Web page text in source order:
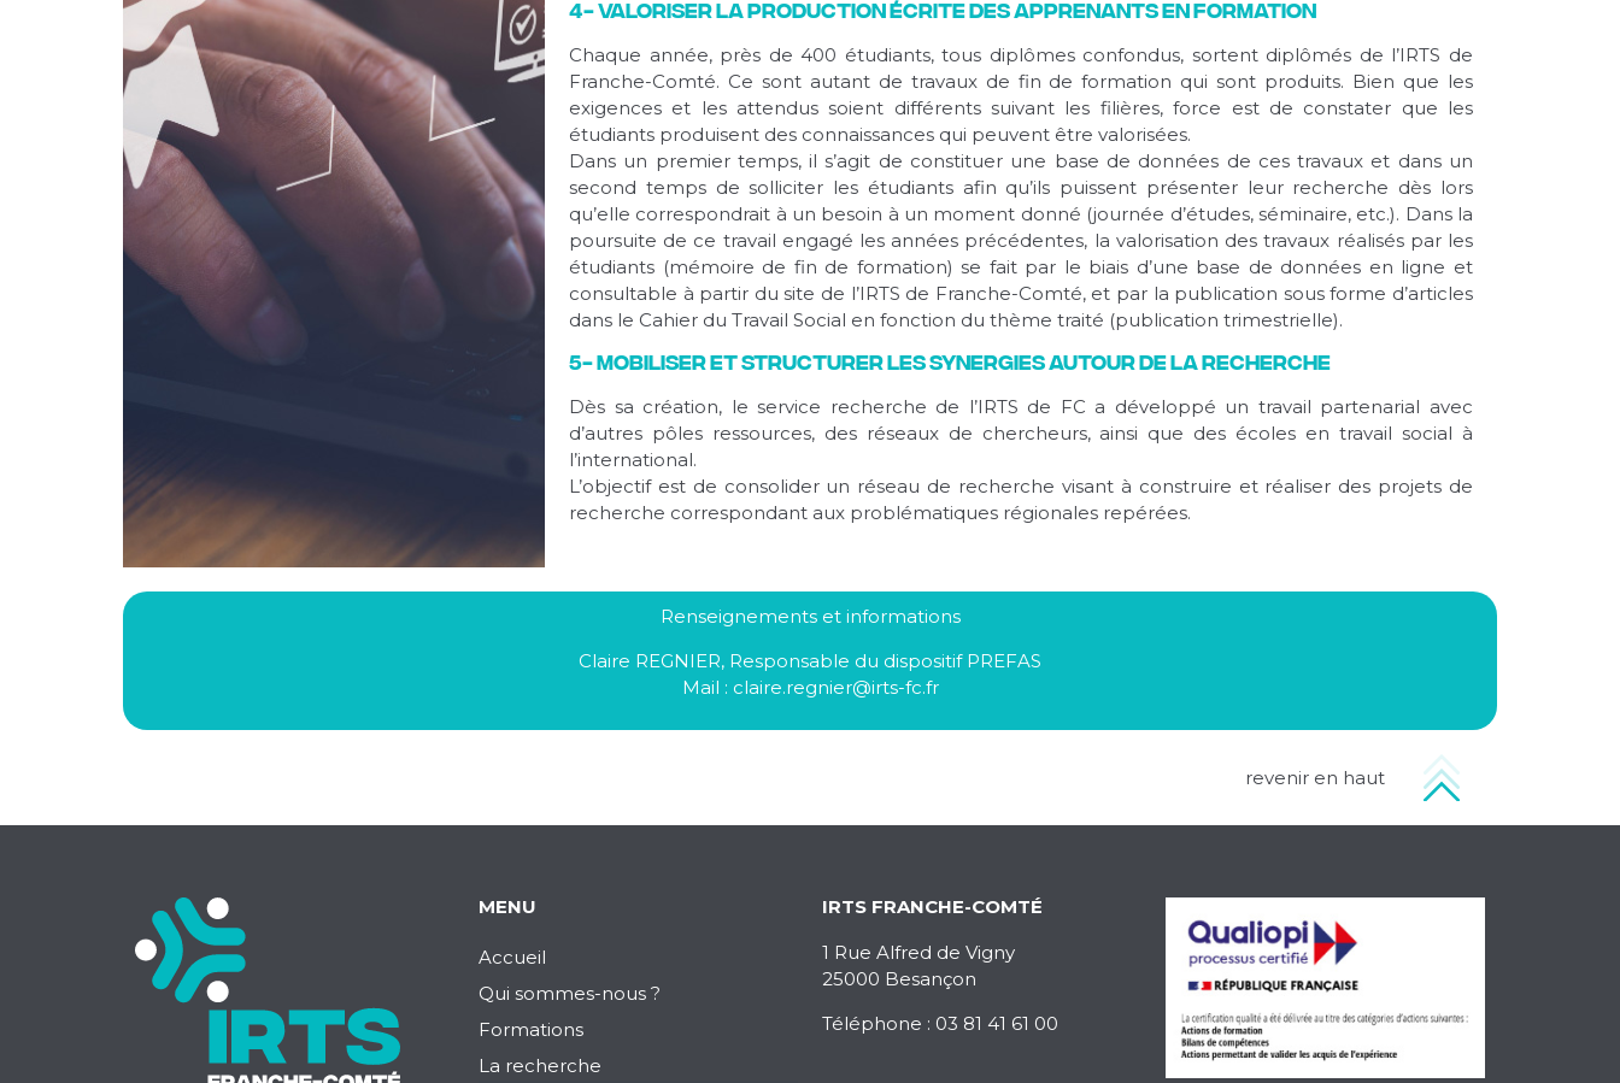
4- Valoriser la production écrite des apprenants en formation
Chaque année, près de 400 étudiants, tous diplômes confondus, sortent diplômés de l’IRTS de
Franche-Comté. Ce sont autant de travaux de fin de formation qui sont produits. Bien que les
exigences et les attendus soient différents suivant les filières, force est de constater que les
étudiants produisent des connaissances qui peuvent être valorisées.
Dans un premier temps, il s’agit de constituer une base de données de ces travaux et dans un
second temps de solliciter les étudiants afin qu’ils puissent présenter leur recherche dès lors
qu’elle correspondrait à un besoin à un moment donné (journée d’études, séminaire, etc.). Dans la
poursuite de ce travail engagé les années précédentes, la valorisation des travaux réalisés par les
étudiants (mémoire de fin de formation) se fait par le biais d’une base de données en ligne et
consultable à partir du site de l’IRTS de Franche-Comté, et par la publication sous forme d’articles
dans le Cahier du Travail Social en fonction du thème traité (publication trimestrielle).
5- Mobiliser et structurer les synergies autour de la recherche
Dès sa création, le service recherche de l’IRTS de FC a développé un travail partenarial avec
d’autres pôles ressources, des réseaux de chercheurs, ainsi que des écoles en travail social à
l’international.
L’objectif est de consolider un réseau de recherche visant à construire et réaliser des projets de
recherche correspondant aux problématiques régionales repérées.
Renseignements et informations
Claire REGNIER, Responsable du dispositif PREFAS
Mail : claire.regnier@irts-fc.fr
revenir en haut
MENU
Accueil
Qui sommes-nous ?
Formations
La recherche
IRTS FRANCHE-COMTÉ
1 Rue Alfred de Vigny
25000 Besançon
Téléphone : 03 81 41 61 00